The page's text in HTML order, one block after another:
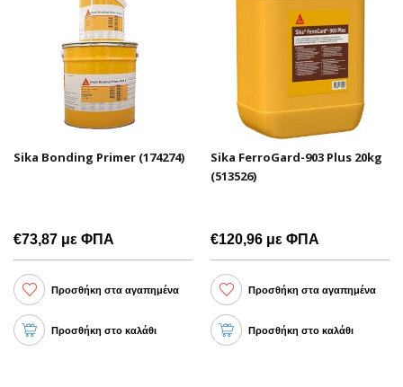
Sika Bonding Primer (174274)
€73,87 με ΦΠΑ
Προσθήκη στα αγαπημένα
Προσθήκη στο καλάθι
Sika FerroGard-903 Plus 20kg
(513526)
€120,96 με ΦΠΑ
Προσθήκη στα αγαπημένα
Προσθήκη στο καλάθι